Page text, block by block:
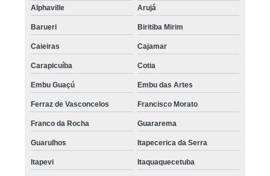
Alphaville
Arujá
Barueri Biritiba Mirim
Caieiras Cajamar
Carapicuíba Cotia
Embu Guaçú Embu das Artes
Ferraz de Vasconcelos Francisco Morato
Franco da Rocha Guararema
Guarulhos Itapecerica da Serra
Itapevi Itaquaquecetuba